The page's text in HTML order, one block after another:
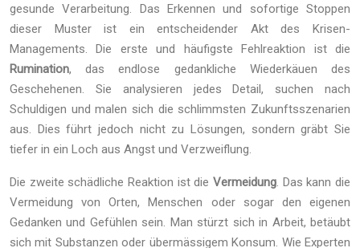
gesunde Verarbeitung. Das Erkennen und sofortige Stoppen
dieser Muster ist ein entscheidender Akt des Krisen-
Managements. Die erste und häufigste Fehlreaktion ist die
Rumination, das endlose gedankliche Wiederkäuen des
Geschehenen. Sie analysieren jedes Detail, suchen nach
Schuldigen und malen sich die schlimmsten Zukunftsszenarien
aus. Dies führt jedoch nicht zu Lösungen, sondern gräbt Sie
tiefer in ein Loch aus Angst und Verzweiflung.
Die zweite schädliche Reaktion ist die Vermeidung. Das kann die
Vermeidung von Orten, Menschen oder sogar den eigenen
Gedanken und Gefühlen sein. Man stürzt sich in Arbeit, betäubt
sich mit Substanzen oder übermässigem Konsum. Wie Experten